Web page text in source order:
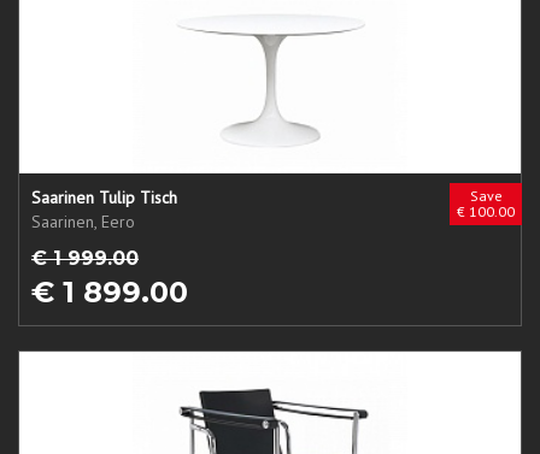
Save
€ 100.00
Saarinen Tulip Tisch
Saarinen, Eero
€ 1 999.00
€ 1 899.00